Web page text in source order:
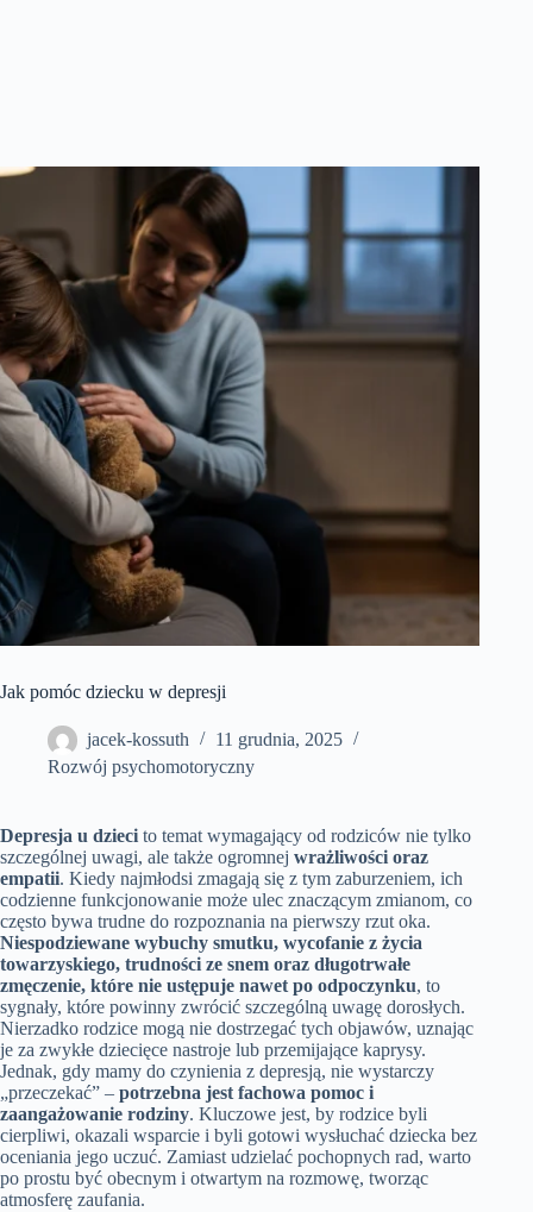
Jak pomóc dziecku w depresji
jacek-kossuth
11 grudnia, 2025
Rozwój psychomotoryczny
Depresja u dzieci to temat wymagający od rodziców nie tylko
szczególnej uwagi, ale także ogromnej wrażliwości oraz
empatii. Kiedy najmłodsi zmagają się z tym zaburzeniem, ich
codzienne funkcjonowanie może ulec znaczącym zmianom, co
często bywa trudne do rozpoznania na pierwszy rzut oka.
Niespodziewane wybuchy smutku, wycofanie z życia
towarzyskiego, trudności ze snem oraz długotrwałe
zmęczenie, które nie ustępuje nawet po odpoczynku, to
sygnały, które powinny zwrócić szczególną uwagę dorosłych.
Nierzadko rodzice mogą nie dostrzegać tych objawów, uznając
je za zwykłe dziecięce nastroje lub przemijające kaprysy.
Jednak, gdy mamy do czynienia z depresją, nie wystarczy
„przeczekać” – potrzebna jest fachowa pomoc i
zaangażowanie rodziny. Kluczowe jest, by rodzice byli
cierpliwi, okazali wsparcie i byli gotowi wysłuchać dziecka bez
oceniania jego uczuć. Zamiast udzielać pochopnych rad, warto
po prostu być obecnym i otwartym na rozmowę, tworząc
atmosferę zaufania.